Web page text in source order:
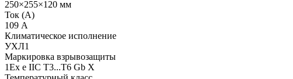
250×255×120 мм
Ток (А)
109 А
Климатическое исполнение
УХЛ1
Маркировка взрывозащиты
1Ex e IIC T3...T6 Gb X